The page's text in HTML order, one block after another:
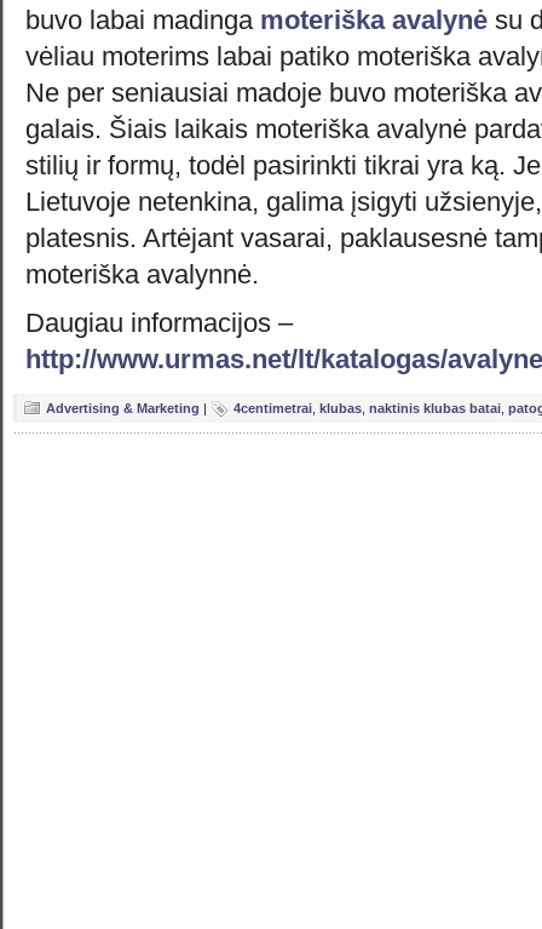
buvo labai madinga moteriška avalynė su
vėliau moterims labai patiko moteriška
Ne per seniausiai madoje buvo moteriška
galais. Šiais laikais moteriška avalynė
stilių ir formų, todėl pasirinkti tikrai yra ką.
Lietuvoje netenkina, galima įsigyti
platesnis. Artėjant vasarai, paklausesnė
moteriška avalynnė.
Daugiau informacijos –
http://www.urmas.net/lt/katalogas/
Advertising & Marketing | 4centimetrai klubas naktinis klubas batai